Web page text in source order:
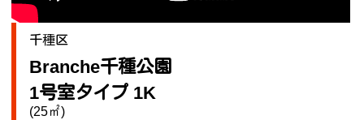
千種区
Branche千種公園
1号室タイプ 1K
(25㎡)